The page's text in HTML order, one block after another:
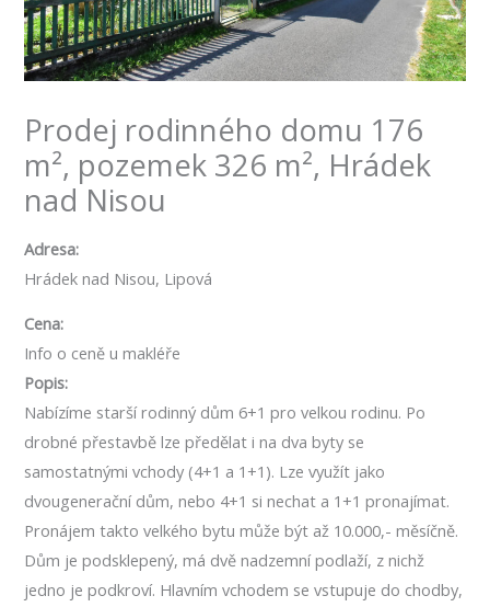
Prodej rodinného domu 176
m², pozemek 326 m², Hrádek
nad Nisou
Adresa:
Hrádek nad Nisou, Lipová
Cena:
Info o ceně u makléře
Popis:
Nabízíme starší rodinný dům 6+1 pro velkou rodinu. Po
drobné přestavbě lze předělat i na dva byty se
samostatnými vchody (4+1 a 1+1). Lze využít jako
dvougenerační dům, nebo 4+1 si nechat a 1+1 pronajímat.
Pronájem takto velkého bytu může být až 10.000,- měsíčně.
Dům je podsklepený, má dvě nadzemní podlaží, z nichž
jedno je podkroví. Hlavním vchodem se vstupuje do chodby,